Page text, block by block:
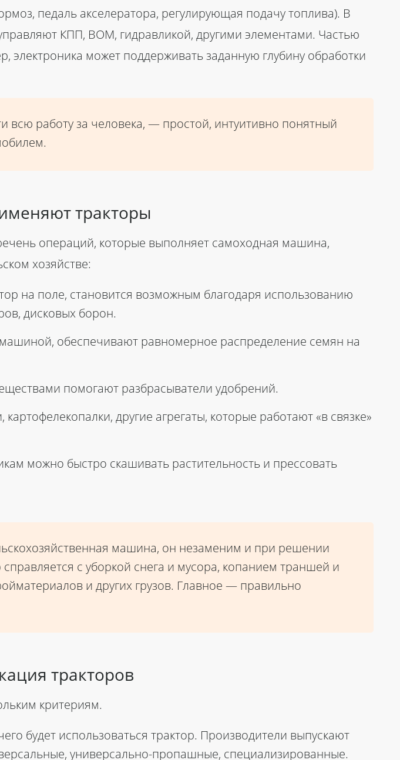
педаль акселератора, регулирующая подачу топлива). В
КПП, ВОМ, гидравликой, другими элементами. Частью
электроника может поддерживать заданную глубину обработки
всю работу за человека, — простой, интуитивно понятный
тракторы
операций, которые выполняет самоходная машина,
хозяйстве:
на поле, становится возможным благодаря использованию
дисковых борон.
обеспечивают равномерное распределение семян на
помогают разбрасыватели удобрений.
другие агрегаты, которые работают «в связке»
можно быстро скашивать растительность и прессовать
машина, он незаменим и при решении
с уборкой снега и мусора, копанием траншей и
и других грузов. Главное — правильно
тракторов
критериям.
будет использоваться трактор. Производители выпускают
универсально-пропашные, специализированные.